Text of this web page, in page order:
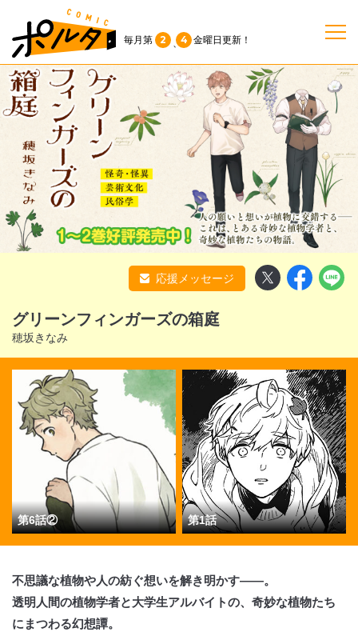
毎月第 2 4 金曜日 更新！
TOP
作品一覧
NEWS
持ち込み
閉じる
グリーンフィンガーズの箱庭
穂坂きなみ
応援メッセージ
第6話② 第1話
不思議な植物や人の紡ぐ想いを解き明かす――。
透明人間の植物学者と大学生アルバイトの、奇妙な植物たち
にまつわる幻想譚。